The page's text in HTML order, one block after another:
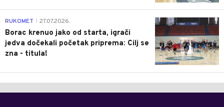
0
RUKOMET 27.07.2026.
Borac krenuo jako od starta, igrači
jedva dočekali početak priprema: Cilj se
zna - titula!